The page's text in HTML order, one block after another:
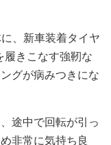
、新車装着タイヤ
履きこなす強靭な
グが病みつきにな
途中で回転が引っ
非常に気持ち良